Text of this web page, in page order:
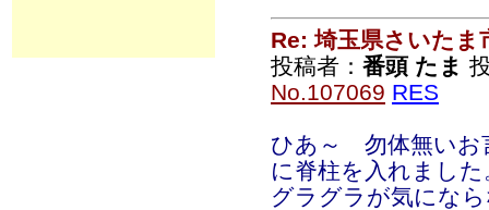
Re: 埼玉県さいたま
投稿者： 番頭 たま
No.107069 RES
ひあ～ 勿体無いお
に脊柱を入れまし
グラグラが気にな